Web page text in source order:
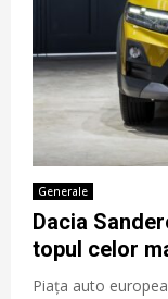
Generale
Dacia
topul celor
Piața auto